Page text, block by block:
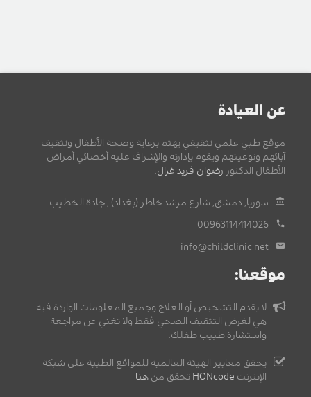
عن العيادة
موقع طبي علمي تثقيفي يهتم برعاية وصحة الأطفال وتثقيف
آبائهم وتوعيتهم ويقوم بإدارته والإشراف عليه أخصائي أمراض
الأطفال الدكتور رضوان فريد غزال.
سوريا, دمشق, شارع مرشد خاطر (بغداد) , جادة الخطيب.
00963114414026
info@childclinic.net
موقعنا:
لا يقدم التشخيص أو العلاج وجميع المعلومات الواردة فيه
هي لغرض التثقيف الصحي فقط ولا تغني عن مراجعة
واستشارة طبيب طفلك.
يحقق معايير الهيئة العالمية للمواقع الطبية على شبكة
الإنترنت HONcode تحقق من هنا